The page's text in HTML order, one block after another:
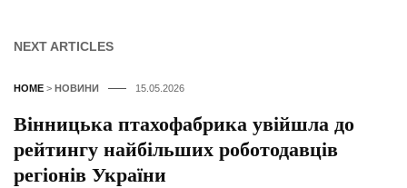
NEXT ARTICLES
HOME > НОВИНИ 15.05.2026
Вінницька птахофабрика увійшла до
рейтингу найбільших роботодавців
регіонів України